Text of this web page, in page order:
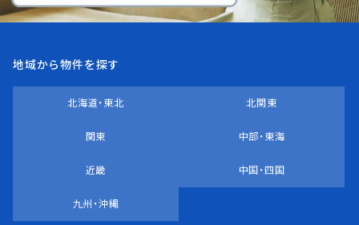
地域から物件を探す
北海道・東北 北関東
関東 中部・東海
近畿 中国・四国
九州・沖縄